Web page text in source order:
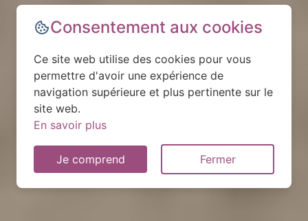
Consentement aux cookies
Ce site web utilise des cookies pour vous
permettre d'avoir une expérience de
navigation supérieure et plus pertinente sur le
site web.
En savoir plus
Je comprend Fermer